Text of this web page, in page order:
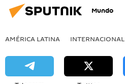
Mundo
AMÉRICA LATINA INTERNACIONAL